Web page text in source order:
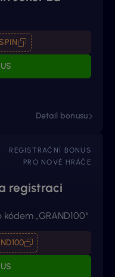
Detail bonusu
REGISTRAČNÍ BONUS
PRO NOVÉ HRÁČE
registraci
„GRAND100“